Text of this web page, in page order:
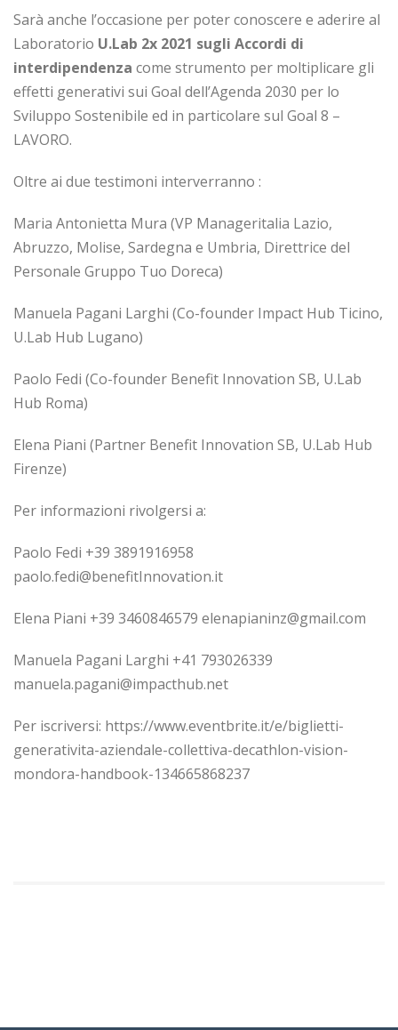
Sarà anche l’occasione per poter conoscere e aderire al
Laboratorio U.Lab 2x 2021 sugli Accordi di
interdipendenza come strumento per moltiplicare gli
effetti generativi sui Goal dell’Agenda 2030 per lo
Sviluppo Sostenibile ed in particolare sul Goal 8 –
LAVORO.
Oltre ai due testimoni interverranno :
Maria Antonietta Mura (VP Manageritalia Lazio,
Abruzzo, Molise, Sardegna e Umbria, Direttrice del
Personale Gruppo Tuo Doreca)
Manuela Pagani Larghi (Co-founder Impact Hub Ticino,
U.Lab Hub Lugano)
Paolo Fedi (Co-founder Benefit Innovation SB, U.Lab
Hub Roma)
Elena Piani (Partner Benefit Innovation SB, U.Lab Hub
Firenze)
Per informazioni rivolgersi a:
Paolo Fedi +39 3891916958
paolo.fedi@benefitInnovation.it
Elena Piani +39 3460846579 elenapianinz@gmail.com
Manuela Pagani Larghi +41 793026339
manuela.pagani@impacthub.net
Per iscriversi: https://www.eventbrite.it/e/biglietti-
generativita-aziendale-collettiva-decathlon-vision-
mondora-handbook-134665868237